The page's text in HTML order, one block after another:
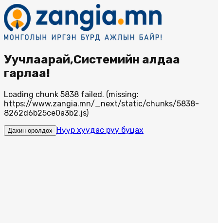
Уучлаарай,Системийн алдаа
гарлаа!
Loading chunk 5838 failed. (missing:
https://www.zangia.mn/_next/static/chunks/5838-
8262d6b25ce0a3b2.js)
Дахин оролдох Нүүр хуудас руу буцах